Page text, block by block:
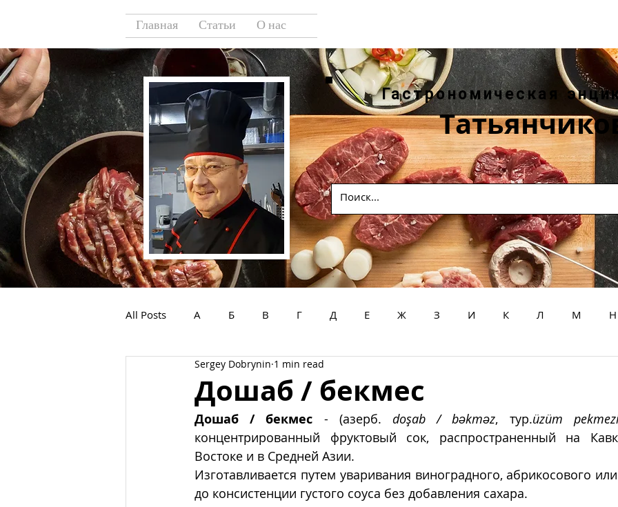
Главная Статьи О нас
Гастрономическая
All Posts А Б В Г Д Е Ж З И К Л М Н
У Ф Х
Дошаб / бекмес
Sergey Dobrynin 1 min read
Дошаб / бекмес - (азерб. doşab / bəkməz, тур.üzüm
концентрированный фруктовый сок, распространенный на
Востоке и в Средней Азии.
Изготавливается путем уваривания виноградного, абрикосового
до консистенции густого соуса без добавления сахара.